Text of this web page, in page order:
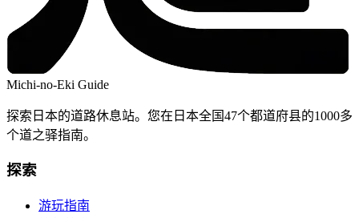
Michi-no-Eki Guide
探索日本的道路休息站。您在日本全国47个都道府县的1000多
个道之驿指南。
探索
游玩指南